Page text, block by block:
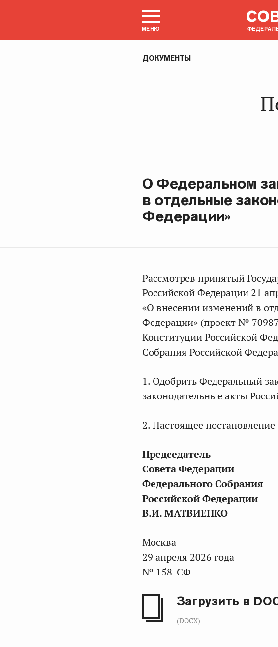
МЕНЮ
ДОКУМЕНТЫ
О Федеральном
в отдельные
Федерации»
Рассмотрев принятый
Российской Федерации 21
«О внесении изменений в
Федерации» (проект №
Конституции Российской
Собрания Российской
1. Одобрить Федеральный
законодательные акты
2. Настоящее постановление
Председатель
Совета Федерации
Федерального Собрания
Российской Федерации
В.И. МАТВИЕНКО
Москва
29 апреля 2026 года
№ 158-СФ
Загрузить в
(DOCX)